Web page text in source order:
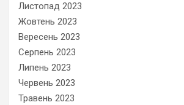
Листопад 2023
Жовтень 2023
Вересень 2023
Серпень 2023
Липень 2023
Червень 2023
Травень 2023